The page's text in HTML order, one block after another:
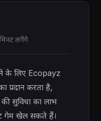
लगेंगे
के लिए Ecopayz
प्रदान करता है,
सुविधा का लाभ
गेम खेल सकते हैं।